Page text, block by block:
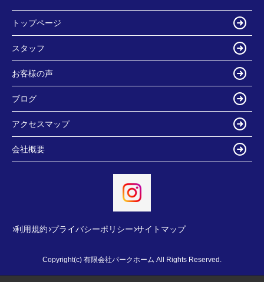
トップページ
スタッフ
お客様の声
ブログ
アクセスマップ
会社概要
利用規約 プライバシーポリシー サイトマップ
Copyright(c) 有限会社パークホーム All Rights Reserved.